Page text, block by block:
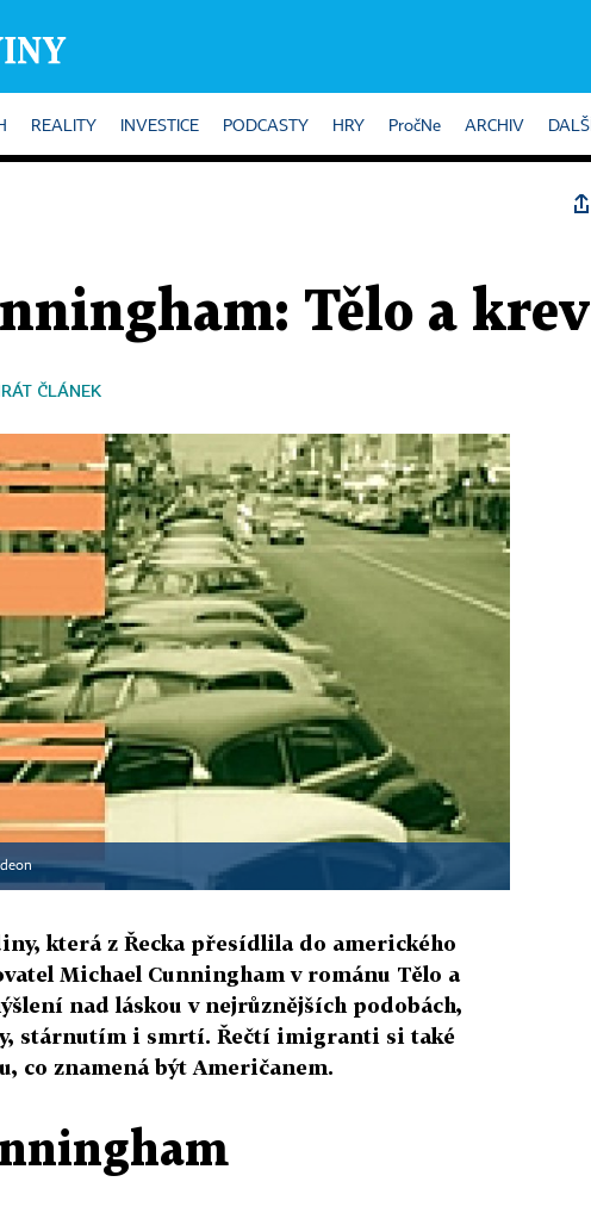
REALITY INVESTICE PODCASTY HRY PročNe ARCHIV DALŠÍ
Tělo a krev
ČLÁNEK
která z Řecka přesídlila do amerického
Michael Cunningham v románu Tělo a
nad láskou v nejrůznějších podobách,
stárnutím i smrtí. Řečtí imigranti si také
co znamená být Američanem.